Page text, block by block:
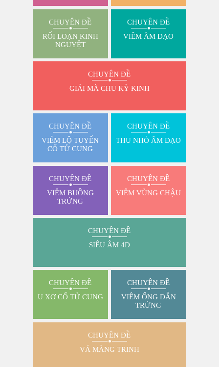
CHUYÊN ĐỀ
RỐI LOẠN KINH
NGUYỆT
CHUYÊN ĐỀ
VIÊM ÂM ĐẠO
CHUYÊN ĐỀ
GIẢI MÃ CHU KỲ KINH
CHUYÊN ĐỀ
VIÊM LỘ TUYẾN
CỔ TỬ CUNG
CHUYÊN ĐỀ
THU NHỎ ÂM ĐẠO
CHUYÊN ĐỀ
VIÊM BUỒNG
TRỨNG
CHUYÊN ĐỀ
VIÊM VÙNG CHẬU
CHUYÊN ĐỀ
SIÊU ÂM 4D
CHUYÊN ĐỀ
U XƠ CỔ TỬ CUNG
CHUYÊN ĐỀ
VIÊM ỐNG DẪN
TRỨNG
CHUYÊN ĐỀ
VÁ MÀNG TRINH